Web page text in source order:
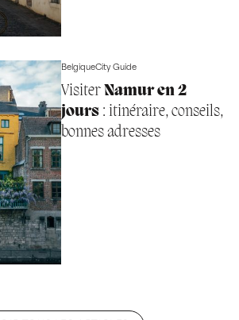
BelgiqueCity Guide
Visiter Namur en 2
jours: itinéraire, conseils,
bonnes adresses